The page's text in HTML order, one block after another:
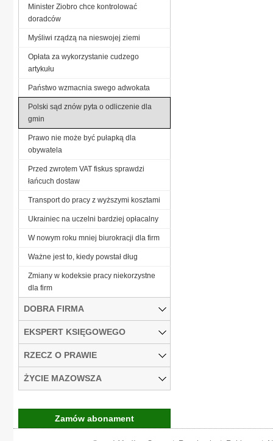
Minister Ziobro chce kontrolować
doradców
Myśliwi rządzą na nieswojej ziemi
Opłata za wykorzystanie cudzego
artykułu
Państwo wzmacnia swego adwokata
Polski sąd znów pyta o odliczenie dla
gmin
Prawo nie może być pułapką dla
obywatela
Przed zwrotem VAT fiskus sprawdzi
łańcuch dostaw
Transport do pracy z wyższymi kosztami
Ukrainiec na uczelni bardziej opłacalny
W nowym roku mniej biurokracji dla firm
Ważne jest to, kiedy powstał dług
Zmiany w kodeksie pracy niekorzystne
dla firm
DOBRA FIRMA
EKSPERT KSIĘGOWEGO
RZECZ O PRAWIE
ŻYCIE MAZOWSZA
Zamów abonament